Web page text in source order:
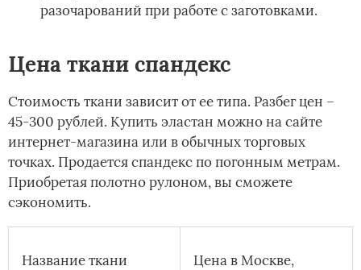
разочарований при работе с заготовками.
Цена ткани спандекс
Стоимость ткани зависит от ее типа. Разбег цен –
45-300 рублей. Купить эластан можно на сайте
интернет-магазина или в обычных торговых
точках. Продается спандекс по погонным метрам.
Приобретая полотно рулоном, вы сможете
сэкономить.
Название ткани
Цена в Москве,